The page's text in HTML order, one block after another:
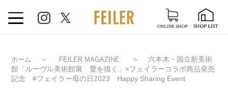
ホーム ＞ FEILER MAGAZINE ＞
六本木・国立新美術
館「ルーヴル美術館展 愛を描く」×フェイラーコラボ商品発売
記念 #フェイラー母の日2023 Happy Sharing Event